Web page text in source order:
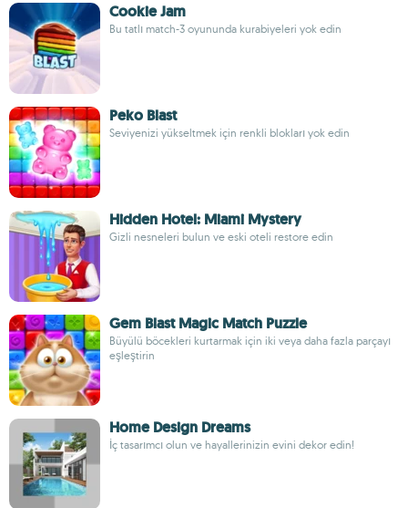
Cookie Jam
Bu tatlı match-3 oyununda kurabiyeleri yok edin
Peko Blast
Seviyenizi yükseltmek için renkli blokları yok edin
Hidden Hotel: Miami Mystery
Gizli nesneleri bulun ve eski oteli restore edin
Gem Blast Magic Match Puzzle
Büyülü böcekleri kurtarmak için iki veya daha fazla parçayı
eşleştirin
Home Design Dreams
İç tasarımcı olun ve hayallerinizin evini dekor edin!